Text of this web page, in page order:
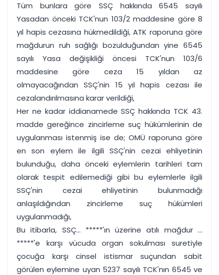
Tüm bunlara göre SSÇ hakkında 6545 sayılı
Yasadan önceki TCK'nun 103/2 maddesine göre 8
yıl hapis cezasına hükmedildiği, ATK raporuna göre
mağdurun ruh sağlığı bozulduğundan yine 6545
sayılı Yasa değişikliği öncesi TCK'nun 103/6
maddesine göre ceza 15 yıldan az
olmayacağından SSÇ'nin 15 yıl hapis cezası ile
cezalandırılmasına karar verildiği,
Her ne kadar iddianamede SSÇ hakkında TCK 43.
madde gereğince zincirleme suç hükümlerinin de
uygulanması istenmiş ise de; OMÜ raporuna göre
en son eylem ile ilgili SSÇ'nin cezai ehliyetinin
bulunduğu, daha önceki eylemlerin tarihleri tam
olarak tespit edilemediği gibi bu eylemlerle ilgili
SSÇ'nin cezai ehliyetinin bulunmadığı
anlaşıldığından zincirleme suç hükümleri
uygulanmadığı,
Bu itibarla, SSÇ... *****'ın üzerine atılı mağdur ...
*****'e karşı vücuda organ sokulması suretiyle
çocuğa karşı cinsel istismar suçundan sabit
görülen eylemine uyan 5237 sayılı TCK'nın 6545 ve